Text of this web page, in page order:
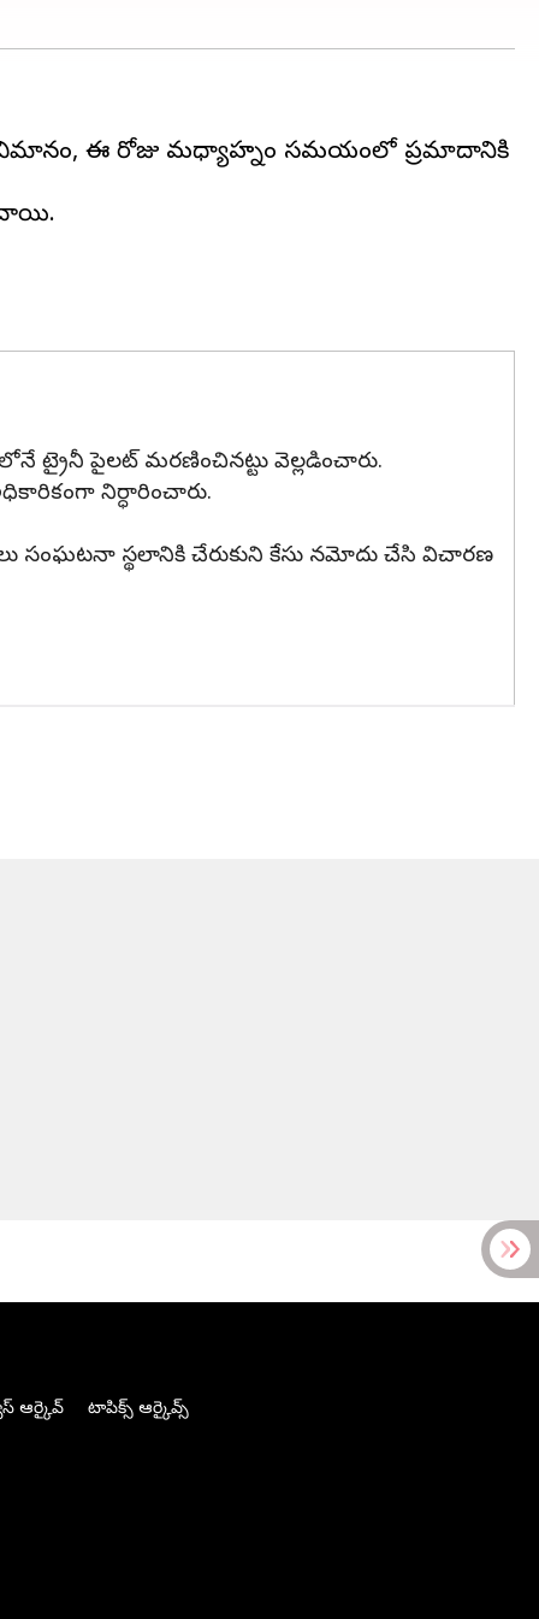
విమానం, ఈ రోజు మధ్యాహ్నం సమయంలో ప్రమాదానికి
పైలట్ మరణించినట్టు వెల్లడించారు.
నిర్ధారించారు.
సంఘటనా స్థలానికి చేరుకుని కేసు నమోదు చేసి విచారణ
ఆర్కైవ్ టాపిక్స్ ఆర్కైవ్స్